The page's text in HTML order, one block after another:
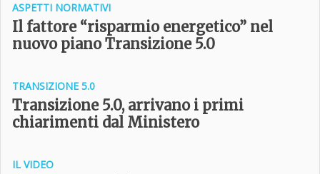
ASPETTI NORMATIVI
Il fattore “risparmio energetico” nel
nuovo piano Transizione 5.0
TRANSIZIONE 5­.0
Transizione 5.0, arrivano i primi
chiarimenti dal Ministero
IL VIDEO